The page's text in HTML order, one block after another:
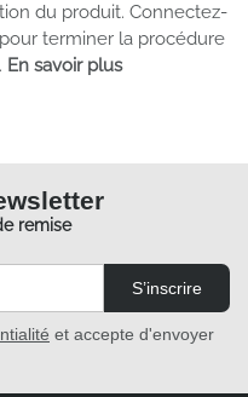
du produit. Connectez-
terminer la procédure
En savoir plus
remise
S’inscrire
et accepte d'envoyer